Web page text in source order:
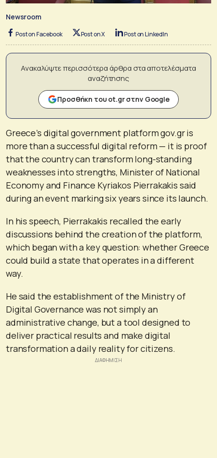
Newsroom
Post on Facebook Post on X Post on LinkedIn
Ανακαλύψτε περισσότερα άρθρα στα αποτελέσματα
αναζήτησης
Προσθήκη του ot.gr στην Google
Greece’s digital government platform gov.gr is
more than a successful digital reform — it is proof
that the country can transform long-standing
weaknesses into strengths, Minister of National
Economy and Finance Kyriakos Pierrakakis said
during an event marking six years since its launch.
In his speech, Pierrakakis recalled the early
discussions behind the creation of the platform,
which began with a key question: whether Greece
could build a state that operates in a different
way.
He said the establishment of the Ministry of
Digital Governance was not simply an
administrative change, but a tool designed to
deliver practical results and make digital
transformation a daily reality for citizens.